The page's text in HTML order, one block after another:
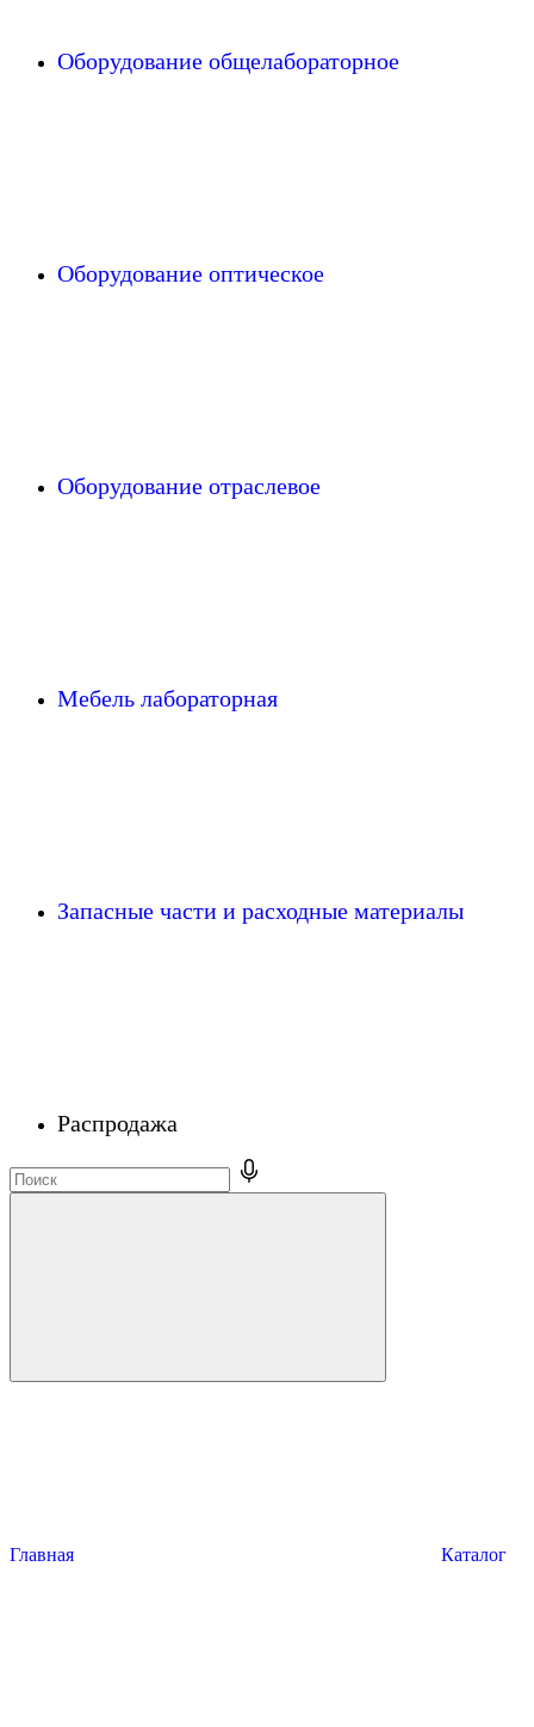
Оборудование общелабораторное
Оборудование оптическое
Оборудование отраслевое
Мебель лабораторная
Запасные части и расходные материалы
Распродажа
Главная Каталог